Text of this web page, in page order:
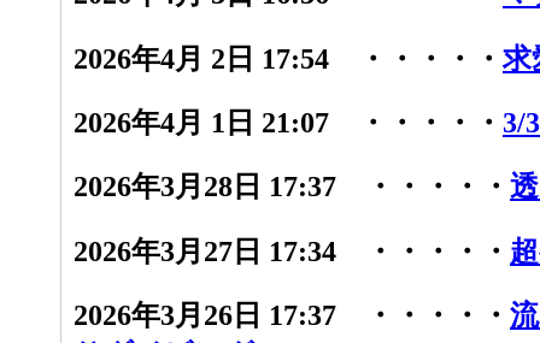
2026年4月 2日 17:54 ・・・・・求
2026年4月 1日 21:07 ・・・・・ 3/
2026年3月28日 17:37 ・・・・・
2026年3月27日 17:34 ・・・・・
2026年3月26日 17:37 ・・・・・